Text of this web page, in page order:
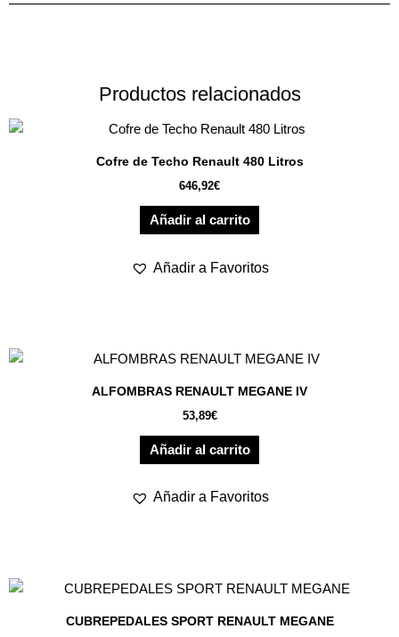
Productos relacionados
Cofre de Techo Renault 480 Litros
646,92€
Añadir al carrito
Añadir a Favoritos
ALFOMBRAS RENAULT MEGANE IV
53,89€
Añadir al carrito
Añadir a Favoritos
CUBREPEDALES SPORT RENAULT MEGANE